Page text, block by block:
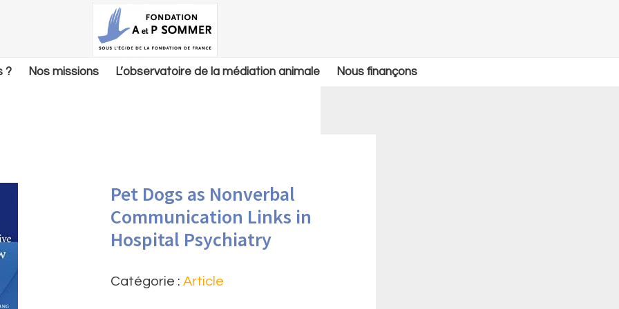
? Nos missions L’observatoire de la médiation animale Nous finançons
Pet Dogs as Nonverbal
Communication Links in
Hospital Psychiatry
Catégorie : Article